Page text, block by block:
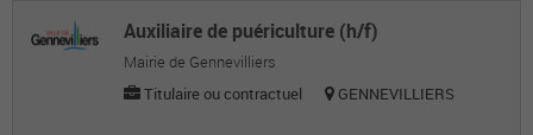
Auxiliaire de puériculture (h/f)
Mairie de Gennevilliers
Titulaire ou contractuel
GENNEVILLIERS